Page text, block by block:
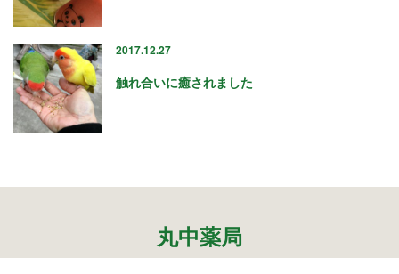
2017.12.27
触れ合いに癒されました
丸中薬局
2022年6月
2022年4月
2022年2月
2022年1月
2021年12月
2021年9月